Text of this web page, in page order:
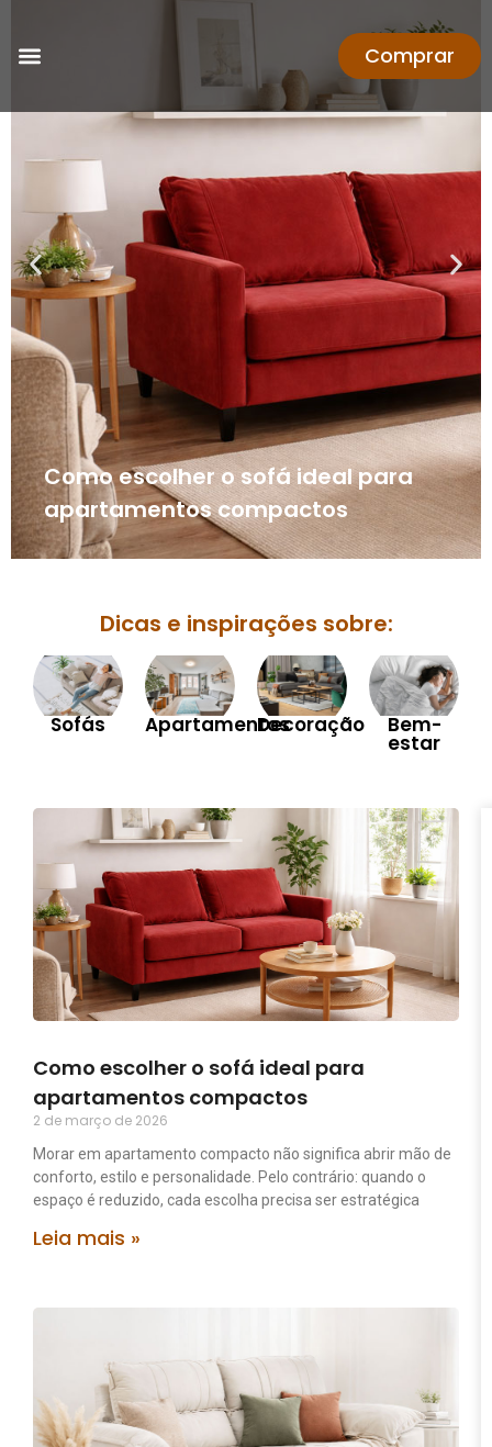
Comprar
Como escolher o sofá ideal para
apartamentos compactos
Dicas e inspirações sobre:
Sofás ApartamentosDecoração Bem-
estar
Como escolher o sofá ideal para
apartamentos compactos
2 de março de 2026
Morar em apartamento compacto não significa abrir mão de
conforto, estilo e personalidade. Pelo contrário: quando o
espaço é reduzido, cada escolha precisa ser estratégica
Leia mais »